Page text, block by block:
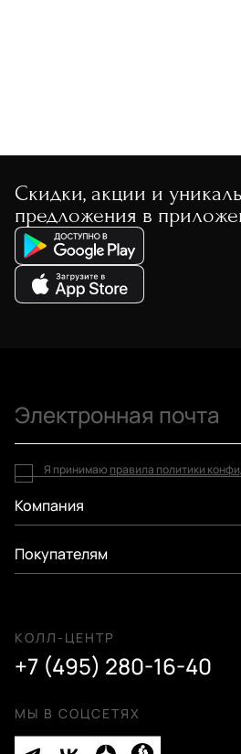
Скидки, акции и
предложения в
Компания
Покупателям
КОЛЛ-ЦЕНТР
+7 (495) 280-16-40
МЫ В СОЦСЕТЯХ
Я принимаю правила политики